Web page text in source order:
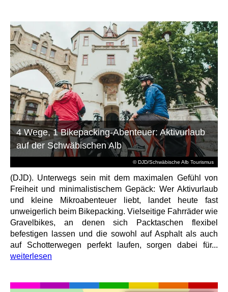
© DJD/Schwäbische Alb Tourismus
4 Wege, 1 Bikepacking-Abenteuer: Aktivurlaub
auf der Schwäbischen Alb
(DJD). Unterwegs sein mit dem maximalen Gefühl von
Freiheit und minimalistischem Gepäck: Wer Aktivurlaub
und kleine Mikroabenteuer liebt, landet heute fast
unweigerlich beim Bikepacking. Vielseitige Fahrräder wie
Gravelbikes, an denen sich Packtaschen flexibel
befestigen lassen und die sowohl auf Asphalt als auch
auf Schotterwegen perfekt laufen, sorgen dabei für...
weiterlesen